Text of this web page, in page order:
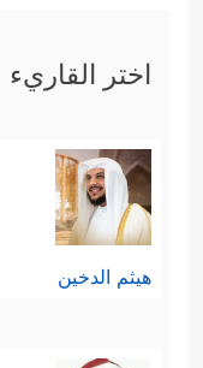
اختر القاريء
هيثم الدخين